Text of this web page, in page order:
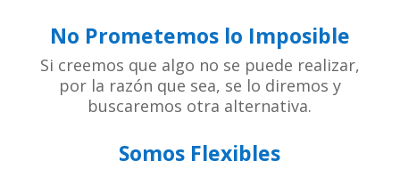
No Prometemos lo Imposible
Si creemos que algo no se puede realizar,
por la razón que sea, se lo diremos y
buscaremos otra alternativa.
Somos Flexibles